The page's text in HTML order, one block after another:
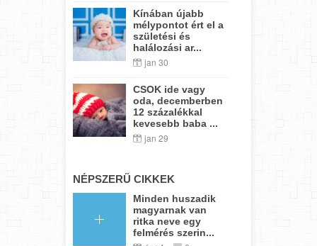
Kínában újabb
mélypontot ért el a
születési és
halálozási ar...
jan 30
CSOK ide vagy
oda, decemberben
12 százalékkal
kevesebb baba ...
jan 29
NÉPSZERŰ CIKKEK
Minden huszadik
magyarnak van
ritka neve egy
felmérés szerin...